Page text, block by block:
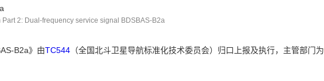
2: Dual-frequency service signal BDSBAS-B2a
B2a》由TC544 （全国北斗卫星导航标准化技术委员会）归口上报及执行，主管部门为